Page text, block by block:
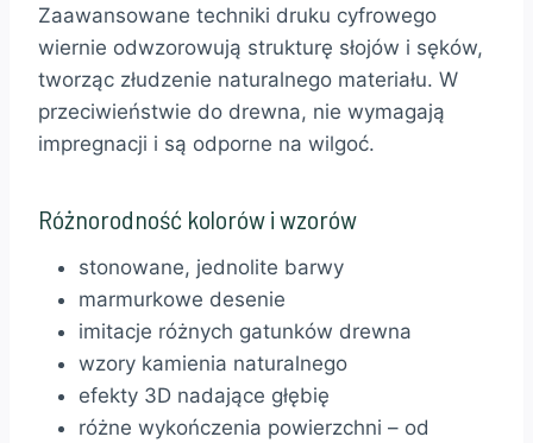
Zaawansowane techniki druku cyfrowego
wiernie odwzorowują strukturę słojów i sęków,
tworząc złudzenie naturalnego materiału. W
przeciwieństwie do drewna, nie wymagają
impregnacji i są odporne na wilgoć.
Różnorodność kolorów i wzorów
stonowane, jednolite barwy
marmurkowe desenie
imitacje różnych gatunków drewna
wzory kamienia naturalnego
efekty 3D nadające głębię
różne wykończenia powierzchni – od